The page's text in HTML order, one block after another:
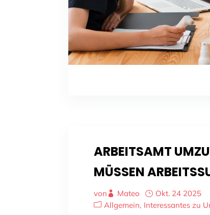
ARBEITSAMT
MÜSSEN
von Mateo
Okt. 24 2025
Allgemein Interessantes zu